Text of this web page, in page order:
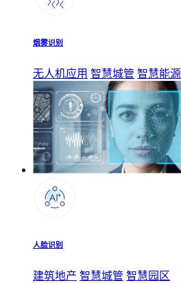
烟雾识别
无人机应用 智慧城管 智慧能源
人脸识别
建筑地产 智慧城管 智慧园区